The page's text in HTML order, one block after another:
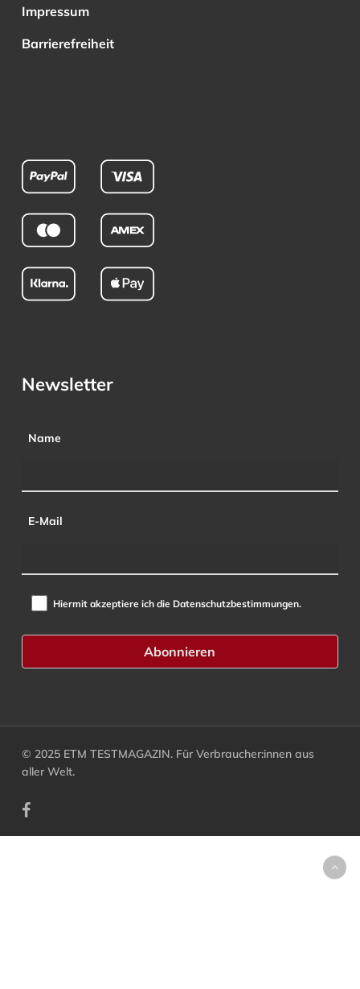
Impressum
Barrierefreiheit
Newsletter
Name
E-Mail
Hiermit akzeptiere ich die Datenschutzbestimmungen.
© 2025 ETM TESTMAGAZIN. Für Verbraucher:innen aus
aller Welt.
facebook